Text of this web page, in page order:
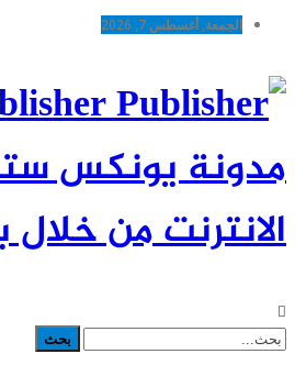
الجمعة, أغسطس 7, 2026
مدونة يونكس
الانترنت من خلال